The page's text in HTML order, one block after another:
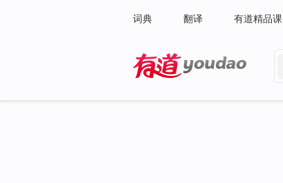
词典 翻译 有道精品课